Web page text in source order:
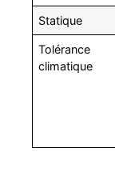
Statique
Tolérance
climatique